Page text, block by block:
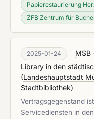
Papierestaurierung
ZFB Zentrum für
2025-01-24
MSB
Library in den
(Landeshauptstadt
Stadtbibliothek)
Vertragsgegenstand
Servicediensten in